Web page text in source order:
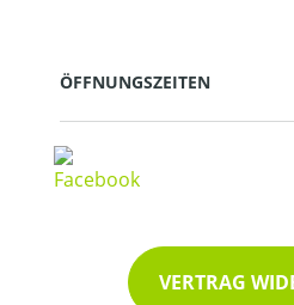
ÖFFNUNGSZEITEN
VERTRAG